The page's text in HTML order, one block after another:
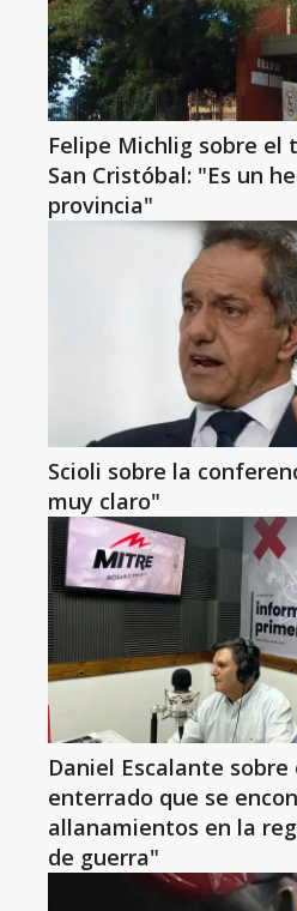
Felipe Michlig sobre
San Cristóbal: "Es un
provincia"
Scioli sobre la
muy claro"
Daniel Escalante sobre
enterrado que se
allanamientos en la
de guerra"